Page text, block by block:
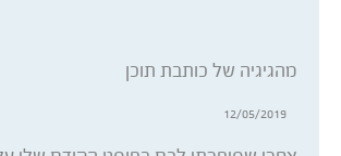
מהגיגיה של כותבת תוכן
12/05/2019